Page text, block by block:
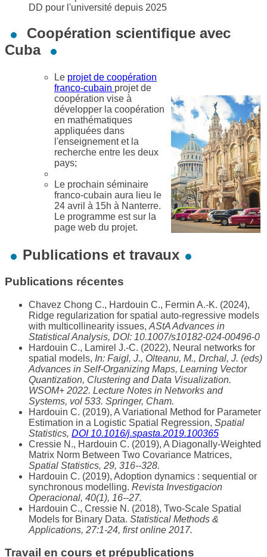
DD pour l'université depuis 2025
Coopération scientifique avec
Cuba
Le projet de coopération
franco-cubain projet de
coopération vise à
développer la coopération
en mathématiques
appliquées dans
l'enseignement et la
recherche entre les deux
pays;
Le prochain séminaire
franco-cubain aura lieu le
24 avril à 15h à Nanterre.
Le programme est sur la
page web du projet.
Publications et travaux
Publications récentes
Chavez Chong C., Hardouin C., Fermin A.-K. (2024),
Ridge regularization for spatial auto-regressive models
with multicollinearity issues, AStA Advances in
Statistical Analysis, DOI: 10.1007/s10182-024-00496-0
Hardouin C., Lamirel J.-C. (2022), Neural networks for
spatial models, In: Faigl, J., Olteanu, M., Drchal, J. (eds)
Advances in Self-Organizing Maps, Learning Vector
Quantization, Clustering and Data Visualization.
WSOM+ 2022. Lecture Notes in Networks and
Systems, vol 533. Springer, Cham.
Hardouin C. (2019), A Variational Method for Parameter
Estimation in a Logistic Spatial Regression, Spatial
Statistics, DOI 10.1016/j.spasta.2019.100365
Cressie N., Hardouin C. (2019), A Diagonally-Weighted
Matrix Norm Between Two Covariance Matrices,
Spatial Statistics, 29, 316--328.
Hardouin C. (2019), Adoption dynamics : sequential or
synchronous modelling. Revista Investigacion
Operacional, 40(1), 16--27.
Hardouin C., Cressie N. (2018), Two-Scale Spatial
Models for Binary Data. Statistical Methods &
Applications, 27:1-24, first online 2017.
Travail en cours et prépublications